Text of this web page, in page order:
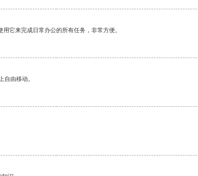
它来完成日常办公的所有任务，非常方便。
由移动。